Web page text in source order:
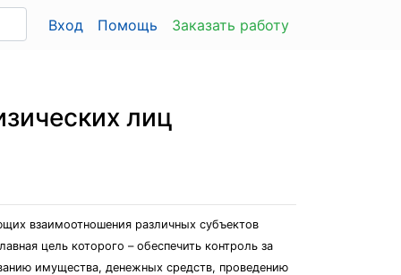
Вход Помощь Заказать работу
лиц
взаимоотношения различных субъектов
цель которого – обеспечить контроль за
имущества, денежных средств, проведению